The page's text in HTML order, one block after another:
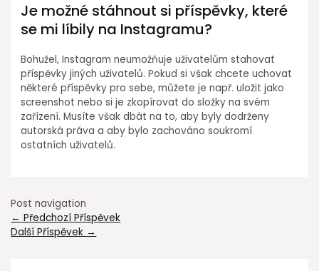
Je možné stáhnout si příspěvky, které
se mi líbily na Instagramu?
Bohužel, Instagram neumožňuje uživatelům stahovat
příspěvky jiných uživatelů. Pokud si však chcete uchovat
některé příspěvky pro sebe, můžete je např. uložit jako
screenshot nebo si je zkopírovat do složky na svém
zařízení. Musíte však dbát na to, aby byly dodrženy
autorská práva a aby bylo zachováno soukromí
ostatních uživatelů.
Post navigation
← Předchozí Příspěvek
Další Příspěvek →